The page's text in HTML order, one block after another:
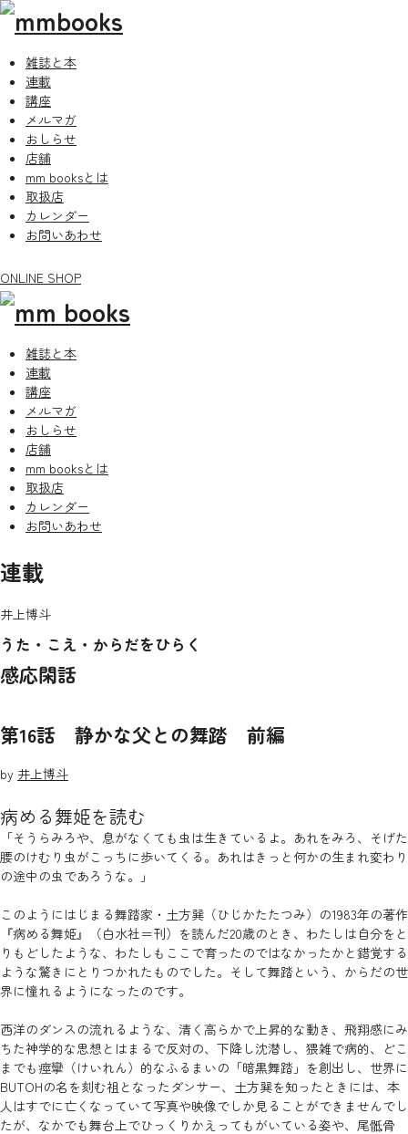
雑誌と本
連載
講座
メルマガ
おしらせ
店舗
mm booksとは
取扱店
カレンダー
お問いあわせ
ONLINE SHOP
雑誌と本
連載
講座
メルマガ
おしらせ
店舗
mm booksとは
取扱店
カレンダー
お問いあわせ
連載
井上博斗
うた・こえ・からだをひらく
感応閑話
第16話 静かな父との舞踏 前編
by 井上博斗
病める舞姫を読む
「そうらみろや、息がなくても虫は生きているよ。あれをみろ、そげた
腰のけむり虫がこっちに歩いてくる。あれはきっと何かの生まれ変わり
の途中の虫であろうな。」
このようにはじまる舞踏家・土方巽（ひじかたたつみ）の1983年の著作
『病める舞姫』（白水社＝刊）を読んだ20歳のとき、わたしは自分をと
りもどしたような、わたしもここで育ったのではなかったかと錯覚する
ような驚きにとりつかれたものでした。そして舞踏という、からだの世
界に憧れるようになったのです。
西洋のダンスの流れるような、清く高らかで上昇的な動き、飛翔感にみ
ちた神学的な思想とはまるで反対の、下降し沈潜し、猥雑で病的、どこ
までも痙攣（けいれん）的なふるまいの「暗黒舞踏」を創出し、世界に
BUTOHの名を刻む祖となったダンサー、土方巽を知ったときには、本
人はすでに亡くなっていて写真や映像でしか見ることができませんでし
たが、なかでも舞台上でひっくりかえってもがいている姿や、尾骶骨